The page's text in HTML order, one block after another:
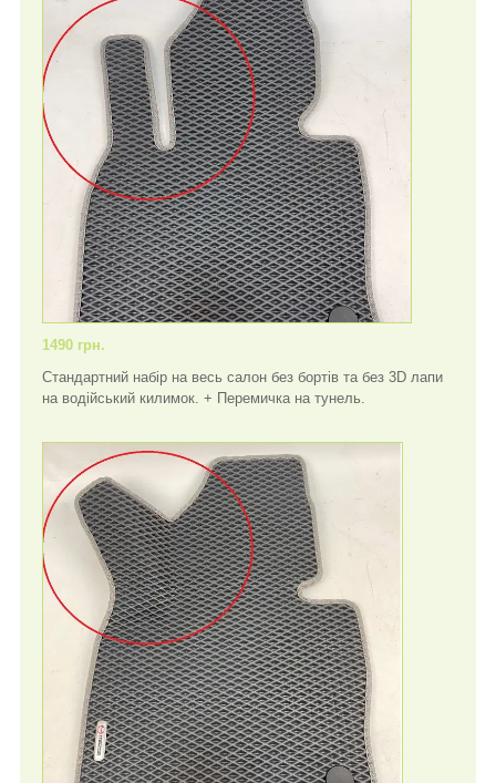
1490 грн.
Стандартний набір на весь салон без бортів та без 3D лапи
на водійський килимок. + Перемичка на тунель.